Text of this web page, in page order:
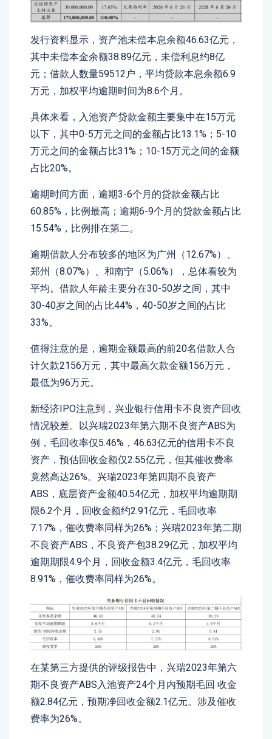
发行资料显示，资产池未偿本息余额46.63亿元，
其中未偿本金余额38.89亿元，未偿利息约8亿
元；借款人数量59512户，平均贷款本息余额6.9
万元，加权平均逾期时间为8.6个月。
具体来看，入池资产贷款金额主要集中在15万元
以下，其中0-5万元之间的金额占比13.1%；5-10
万元之间的金额占比31%；10-15万元之间的金额
占比20%。
逾期时间方面，逾期3-6个月的贷款金额占比
60.85%，比例最高；逾期6-9个月的贷款金额占比
15.54%，比例排在第二。
逾期借款人分布较多的地区为广州（12.67%）、
郑州（8.07%）、和南宁（5.06%），总体看较为
平均。借款人年龄主要分在30-50岁之间，其中
30-40岁之间的占比44%，40-50岁之间的占比
33%。
值得注意的是，逾期金额最高的前20名借款人合
计欠款2156万元，其中最高欠款金额156万元，
最低为96万元。
新经济IPO注意到，兴业银行信用卡不良资产回收
情况较差。以兴瑞2023年第六期不良资产ABS为
例，毛回收率仅5.46%，46.63亿元的信用卡不良
资产，预估回收金额仅2.55亿元，但其催收费率
竟然高达26%。兴瑞2023年第四期不良资产
ABS，底层资产金额40.54亿元，加权平均逾期期
限6.2个月，回收金额约2.91亿元，毛回收率
7.17%，催收费率同样为26%；兴瑞2023年第二期
不良资产ABS，不良资产包38.29亿元，加权平均
逾期期限4.9个月，回收金额3.4亿元，毛回收率
8.91%，催收费率同样为26%。
在某第三方提供的评级报告中，兴瑞2023年第六
期不良资产ABS入池资产24个月内预期毛回 收金
额2.84亿元，预期净回收金额2.1亿元。涉及催收
费率为26%。